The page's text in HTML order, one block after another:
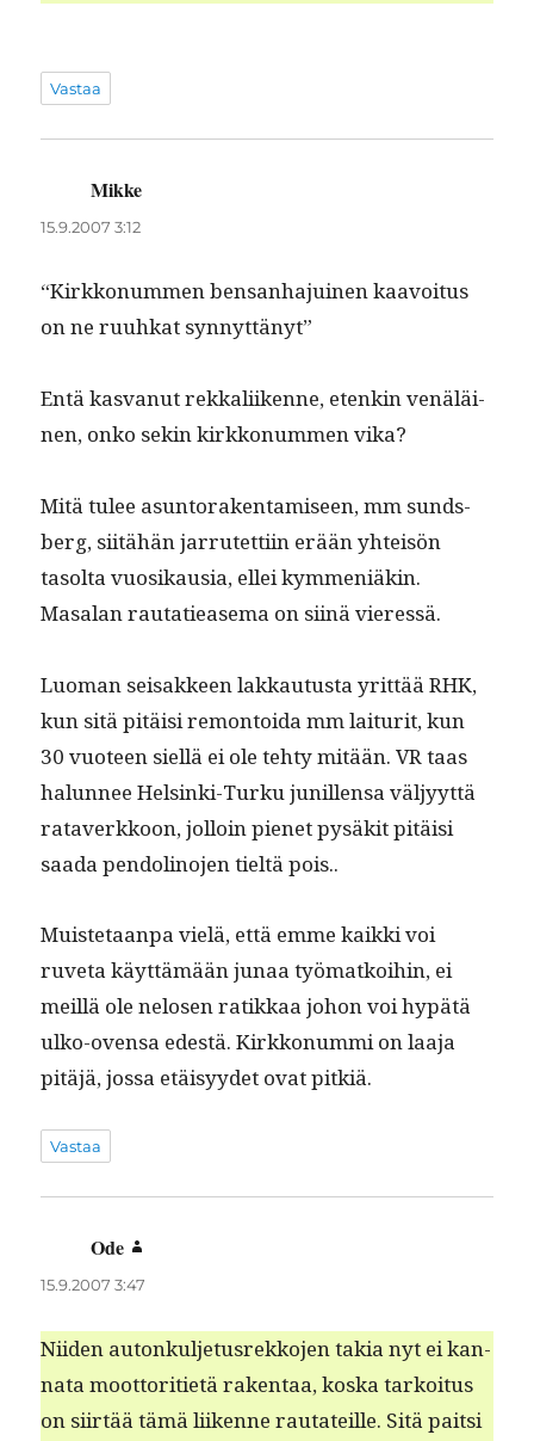
Vastaa
Mikke
15.9.2007 3:12
“Kirkkon­um­men ben­san­hajuinen kaavoitus
on ne ruuhkat synnyttänyt”
Entä kas­vanut rekkali­ikenne, etenkin venäläi­
nen, onko sekin kirkkon­um­men vika?
Mitä tulee asun­torak­en­tamiseen, mm sunds­
berg, siitähän jar­rutet­ti­in erään yhteisön
tasol­ta vuosikau­sia, ellei kym­meniäkin.
Masalan rautatiease­ma on siinä vieressä.
Luo­man seisak­keen lakkau­tus­ta yrit­tää RHK,
kun sitä pitäisi remon­toi­da mm lai­tu­rit, kun
30 vuo­teen siel­lä ei ole tehty mitään. VR taas
halun­nee Helsin­ki-Turku junil­len­sa väljyyt­tä
rataverkkoon, jol­loin pienet pysäk­it pitäisi
saa­da pen­dolino­jen tieltä pois..
Muis­te­taan­pa vielä, että emme kaik­ki voi
ruve­ta käyt­tämään junaa työ­matkoi­hin, ei
meil­lä ole nelosen ratikkaa johon voi hypätä
ulko-oven­sa edestä. Kirkkon­um­mi on laa­ja
pitäjä, jos­sa etäisyy­det ovat pitkiä.
Vastaa
Ode
15.9.2007 3:47
Niiden autonkul­je­tus­rekko­jen takia nyt ei kan­
na­ta moot­tori­ti­etä rak­en­taa, kos­ka tarkoi­tus
on siirtää tämä liikenne rautateille. Sitä pait­si